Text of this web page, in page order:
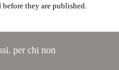
they are published.
per chi non